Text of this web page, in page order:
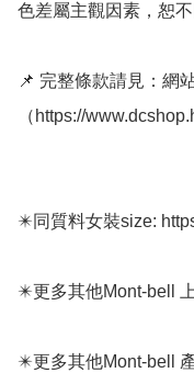
色差屬主觀因素，恕不
📌 完整條款請見：網
（https://
✴️同質料女裝size:
✴️更多其他Mont-bell
✴️更多其他Mont-bell